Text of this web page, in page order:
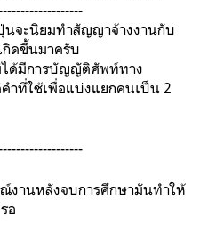
จะนิยมทำสัญญาจ้างงานกับ
กิดขึ้นมาครับ
ได้มีการบัญญัติศัพท์ทาง
ำที่ใช้เพื่อแบ่งแยกคนเป็น 2
งานหลังจบการศึกษามันทำให้
อ